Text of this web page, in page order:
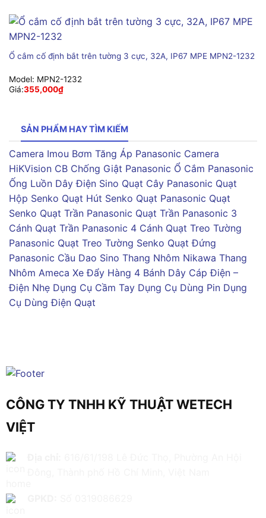
Ổ cắm cố định bắt trên tường 3 cực, 32A, IP67 MPE MPN2-1232
Model: MPN2-1232
Giá:355,000₫
SẢN PHẨM HAY TÌM KIẾM
Camera Imou Bơm Tăng Áp Panasonic Camera
HiKVision CB Chống Giật Panasonic Ổ Cắm Panasonic
Ống Luồn Dây Điện Sino Quạt Cây Panasonic Quạt
Hộp Senko Quạt Hút Senko Quạt Panasonic Quạt
Senko Quạt Trần Panasonic Quạt Trần Panasonic 3
Cánh Quạt Trần Panasonic 4 Cánh Quạt Treo Tường
Panasonic Quạt Treo Tường Senko Quạt Đứng
Panasonic Cầu Dao Sino Thang Nhôm Nikawa Thang
Nhôm Ameca Xe Đẩy Hàng 4 Bánh Dây Cáp Điện –
Điện Nhẹ Dụng Cụ Cầm Tay Dụng Cụ Dùng Pin Dụng
Cụ Dùng Điện Quạt
CÔNG TY TNHH KỸ THUẬT WETECH
VIỆT